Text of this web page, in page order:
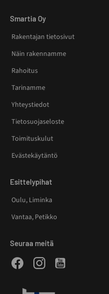
Smartia Oy
Rakentajan tietosivut
Näin rakennamme
Rahoitus
Tarinamme
Yhteystiedot
Tietosuojaseloste
Toimituskulut
Evästekäytäntö
Esittelypihat
Oulu, Liminka
Vantaa, Petikko
Seuraa meitä
FacebookInstagramYoutube